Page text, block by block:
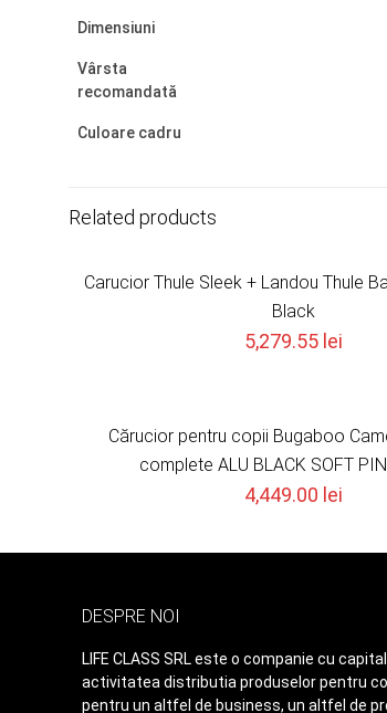
Dimensiuni
Vârsta
recomandată
Culoare cadru
Related products
Carucior Thule Sleek + Landou Thule
Black
5,279.55 lei
Cărucior pentru copii Bugaboo
complete ALU BLACK SOFT
4,449.00 lei
DESPRE NOI
LIFE CLASS SRL este o companie cu
activitatea distributia produselor pentru
pentru un altfel de business, un altfel de